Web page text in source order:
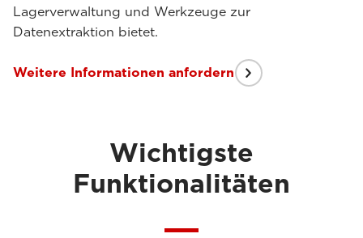
Lagerverwaltung und Werkzeuge zur
Datenextraktion bietet.
Weitere Informationen anfordern
Wichtigste
Funktionalitäten